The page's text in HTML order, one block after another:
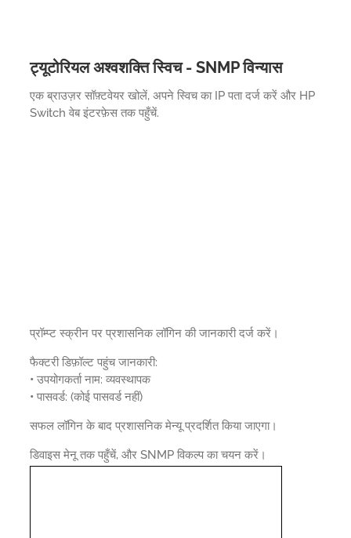
ट्यूटोरियल अश्वशक्ति स्विच - SNMP विन्यास
एक ब्राउज़र सॉफ़्टवेयर खोलें, अपने स्विच का IP पता दर्ज करें और HP
Switch वेब इंटरफ़ेस तक पहुँचें.
प्रॉम्प्ट स्क्रीन पर प्रशासनिक लॉगिन की जानकारी दर्ज करें।
फैक्टरी डिफ़ॉल्ट पहुंच जानकारी:
• उपयोगकर्ता नाम: व्यवस्थापक
• पासवर्ड: (कोई पासवर्ड नहीं)
सफल लॉगिन के बाद प्रशासनिक मेन्यू प्रदर्शित किया जाएगा।
डिवाइस मेनू तक पहुँचें, और SNMP विकल्प का चयन करें।